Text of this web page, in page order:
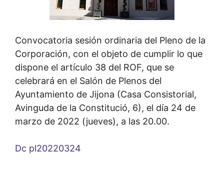
Convocatoria sesión ordinaria del Pleno de la
Corporación, con el objeto de cumplir lo que
dispone el artículo 38 del ROF, que se
celebrará en el Salón de Plenos del
Ayuntamiento de Jijona (Casa Consistorial,
Avinguda de la Constitució, 6), el día 24 de
marzo de 2022 (jueves), a las 20.00.
Dc pl20220324